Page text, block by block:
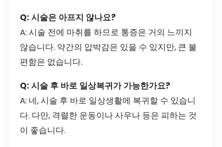
Q: 시술은 아프지 않나요?
A: 시술 전에 마취를 하므로 통증은 거의 느끼지
않습니다. 약간의 압박감은 있을 수 있지만, 큰 불
편함은 없습니다.
Q: 시술 후 바로 일상복귀가 가능한가요?
A: 네, 시술 후 바로 일상생활에 복귀할 수 있습니
다. 다만, 격렬한 운동이나 사우나 등은 피하는 것
이 좋습니다.